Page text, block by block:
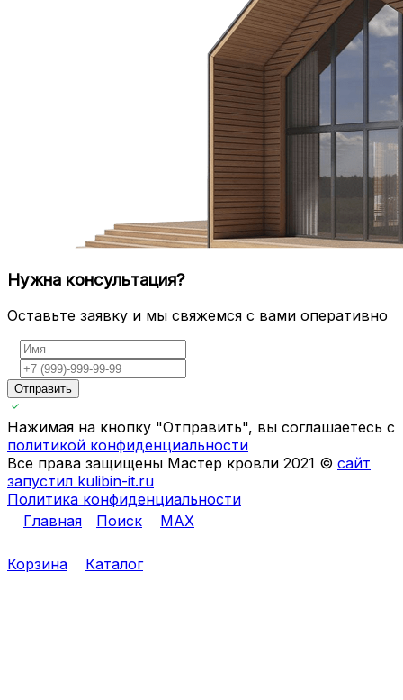
Нужна консультация?
Оставьте заявку и мы свяжемся с вами оперативно
Отправить
Нажимая на кнопку "Отправить", вы соглашаетесь с
политикой конфиденциальности
Все права защищены Мастер кровли 2021 © сайт
запустил kulibin-it.ru
Политика конфиденциальности
Главная
Поиск MAX
Корзина Каталог